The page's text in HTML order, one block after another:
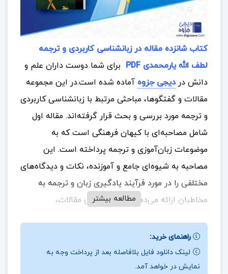
کتاب شانزده مقاله در زبانشناسی کاربردی و ترجمه
لطف الله یارمحمدی PDF
برای شما دوست داران علم و
دانش دردیجی جزوه آماده شده است.در این مجموعه
مقالات و گفتگوها، مباحثی مرتبط با زبانشناسی کاربردی
و ترجمه مورد بررسی و بحث قرار گرفته‌اند. مقاله اول
شامل مصاحبه‌ای با کیهان فرهنگی است که به
موضوعات زبان‌آموزی و ترجمه پرداخته است. این
مصاحبه به شیوه‌ای جامع و آموزنده، نکات و دیدگاه‌های
مختلفی را در مورد فرآیند یادگیری زبان و ترجمه به
مخاطبان ارائه می‌دهد. با مطالعه این مقالات،
راهکارهای موجود در حوزه زبانشناسی کاربردی و ترجمه
دست یابند. این مجموعه به‌ویژه برای علاقه‌مندان به
زبان‌شناسی و ترجمه بسیار مفید و جذاب خواهد بود.
مطالعه بیشتر
راهنمای خرید:
لینک دانلود فایل بلافاصله بعد از پرداخت وجه به
نمایش در خواهد آمد.